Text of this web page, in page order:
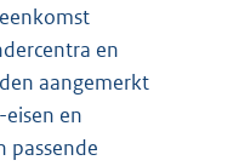
en
aangemerkt
en
passende